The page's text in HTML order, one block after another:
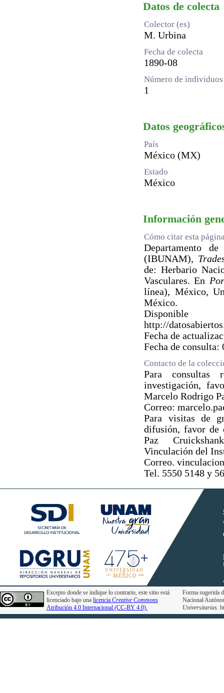
Datos de colecta
Colector (es)
M. Urbina
Fecha de colecta
1890-08
Número de
1
Datos
País
México (MX)
Estado
México
Información
Cómo citar esta
Departamento
(IBUNAM),
de: Herbario
Vasculares. En
línea), México,
México.
http://
Fecha de
Fecha de consulta:
Contacto de la
Para consultas
investigación,
Marcelo Rodrigo
Correo:
Para visitas de
difusión, favor
Paz
Vinculación del
Correo.
Tel. 5550 5148 y